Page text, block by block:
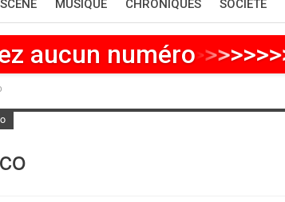
SCÈNE MUSIQUE CHRONIQUES SOCIÉTÉ
aucun numéro>>>>>>